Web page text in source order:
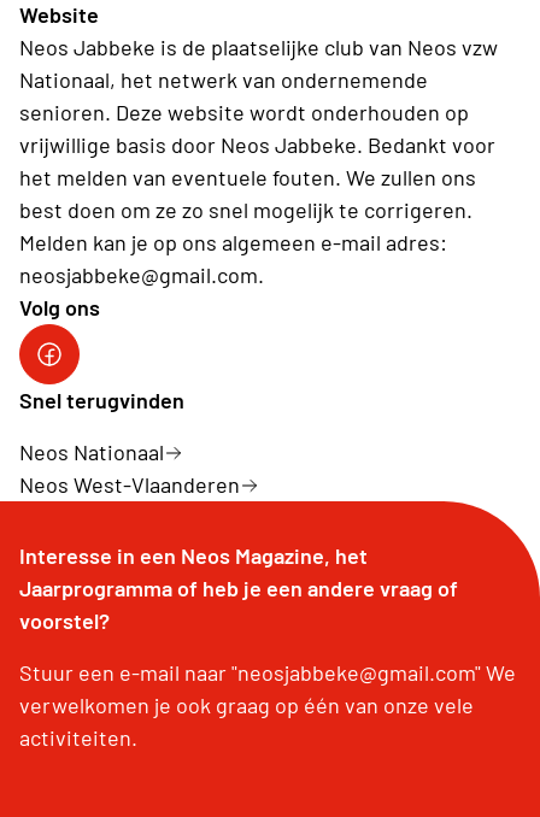
Website
Neos Jabbeke is de plaatselijke club van Neos vzw
Nationaal, het netwerk van ondernemende
senioren. Deze website wordt onderhouden op
vrijwillige basis door Neos Jabbeke. Bedankt voor
het melden van eventuele fouten. We zullen ons
best doen om ze zo snel mogelijk te corrigeren.
Melden kan je op ons algemeen e-mail adres:
neosjabbeke@gmail.com.
Volg ons
Facebook Neos Jabbeke
Snel terugvinden
Neos Nationaal
Neos West-Vlaanderen
Interesse in een Neos Magazine, het
Jaarprogramma of heb je een andere vraag of
voorstel?
Stuur een e-mail naar "neosjabbeke@gmail.com" We
verwelkomen je ook graag op één van onze vele
activiteiten.